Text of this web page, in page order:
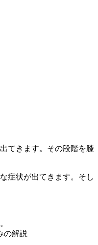
てきます。その段階を膝
症状が出てきます。そし